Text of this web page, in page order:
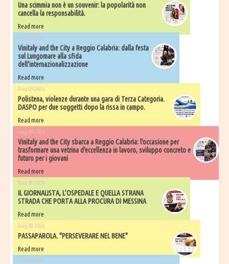
Una scimmia non è un souvenir: la popolarità non
cancella la responsabilità.
Read more
Aug 09 2026
Vinitaly and the City a Reggio Calabria: dalla festa
sul Lungomare alla sfida
dell'internazionalizzazione
Read more
Aug 09 2026
Polistena, violenze durante una gara di Terza Categoria.
DASPO per due soggetti dopo la rissa in campo.
Read more
Aug 09 2026
Vinitaly and the City sbarca a Reggio Calabria: l'occasione per
trasformare una vetrina d'eccellenza in lavoro, sviluppo concreto e
futuro per i giovani
Read more
Aug 08 2026
IL GIORNALISTA, L’OSPEDALE E QUELLA STRANA
STRADA CHE PORTA ALLA PROCURA DI MESSINA
Read more
Aug 08 2026
PASSAPAROLA. "PERSEVERARE NEL BENE"
Read more
Aug 08 2026